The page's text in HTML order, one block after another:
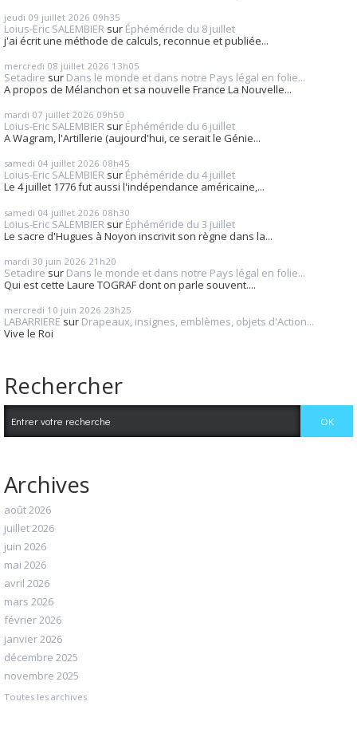
jeudi 09 juillet 2026 09h35
Loius-Eric SALEMBIER sur Éphéméride du 8 juillet
j'ai écrit une méthode de calculs, reconnue et publiée...
mercredi 08 juillet 2026 13h05
Setadire sur Dans le monde et dans notre Pays légal en folie...
A propos de Mélanchon et sa nouvelle France La Nouvelle...
mardi 07 juillet 2026 09h50
Loius-Eric SALEMBIER sur Éphéméride du 6 juillet
A Wagram, l'Artillerie (aujourd'hui, ce serait le Génie...
samedi 04 juillet 2026 08h45
Loius-Eric SALEMBIER sur Éphéméride du 4 juillet
Le 4 juillet 1776 fut aussi l'indépendance américaine,...
samedi 04 juillet 2026 08h30
Loius-Eric SALEMBIER sur Éphéméride du 3 juillet
Le sacre d'Hugues à Noyon inscrivit son règne dans la...
mardi 30 juin 2026 21h20
Setadire sur Dans le monde et dans notre Pays légal en folie...
Qui est cette Laure TOGRAF dont on parle souvent....
mercredi 10 juin 2026 23h25
LABARRIERE sur Drapeaux, insignes, emblèmes, objets d'Action...
Vive le Roi
Rechercher
Archives
août 2026
juillet 2026
juin 2026
mai 2026
avril 2026
mars 2026
février 2026
janvier 2026
décembre 2025
novembre 2025
Toutes les archives